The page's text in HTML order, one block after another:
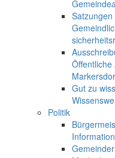
Gemeinde
Satzungen
Gut zu
Politik